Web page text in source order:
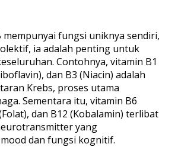
mempunyai fungsi uniknya sendiri,
ia adalah penting untuk
Contohnya, vitamin B1
dan B3 (Niacin) adalah
Krebs, proses utama
Sementara itu, vitamin B6
dan B12 (Kobalamin) terlibat
yang
dan fungsi kognitif.